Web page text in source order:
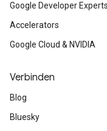
Google Developer Experts
Accelerators
Google Cloud & NVIDIA
Verbinden
Blog
Bluesky